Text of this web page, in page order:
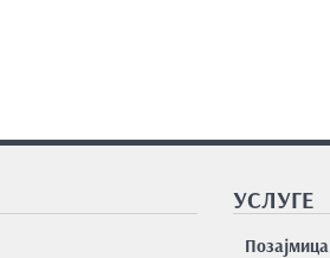
УСЛУГЕ
Позајмицa